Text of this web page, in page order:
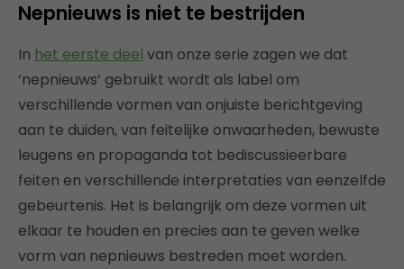
Nepnieuws is niet te bestrijden
In het eerste deel van onze serie zagen we dat
‘nepnieuws’ gebruikt wordt als label om
verschillende vormen van onjuiste berichtgeving
aan te duiden, van feitelijke onwaarheden, bewuste
leugens en propaganda tot bediscussieerbare
feiten en verschillende interpretaties van eenzelfde
gebeurtenis. Het is belangrijk om deze vormen uit
elkaar te houden en precies aan te geven welke
vorm van nepnieuws bestreden moet worden.